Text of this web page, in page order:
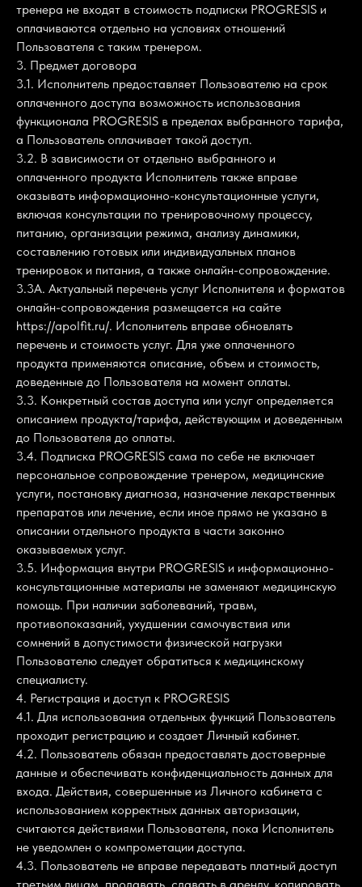
тренера не входят в стоимость подписки PROGRESIS и
оплачиваются отдельно на условиях отношений
Пользователя с таким тренером.
3. Предмет договора
3.1. Исполнитель предоставляет Пользователю на срок
оплаченного доступа возможность использования
функционала PROGRESIS в пределах выбранного тарифа,
а Пользователь оплачивает такой доступ.
3.2. В зависимости от отдельно выбранного и
оплаченного продукта Исполнитель также вправе
оказывать информационно-консультационные услуги,
включая консультации по тренировочному процессу,
питанию, организации режима, анализу динамики,
составлению готовых или индивидуальных планов
тренировок и питания, а также онлайн-сопровождение.
3.3А. Актуальный перечень услуг Исполнителя и форматов
онлайн-сопровождения размещается на сайте
https://apolfit.ru/. Исполнитель вправе обновлять
перечень и стоимость услуг. Для уже оплаченного
продукта применяются описание, объем и стоимость,
доведенные до Пользователя на момент оплаты.
3.3. Конкретный состав доступа или услуг определяется
описанием продукта/тарифа, действующим и доведенным
до Пользователя до оплаты.
3.4. Подписка PROGRESIS сама по себе не включает
персональное сопровождение тренером, медицинские
услуги, постановку диагноза, назначение лекарственных
препаратов или лечение, если иное прямо не указано в
описании отдельного продукта в части законно
оказываемых услуг.
3.5. Информация внутри PROGRESIS и информационно-
консультационные материалы не заменяют медицинскую
помощь. При наличии заболеваний, травм,
противопоказаний, ухудшении самочувствия или
сомнений в допустимости физической нагрузки
Пользователю следует обратиться к медицинскому
специалисту.
4. Регистрация и доступ к PROGRESIS
4.1. Для использования отдельных функций Пользователь
проходит регистрацию и создает Личный кабинет.
4.2. Пользователь обязан предоставлять достоверные
данные и обеспечивать конфиденциальность данных для
входа. Действия, совершенные из Личного кабинета с
использованием корректных данных авторизации,
считаются действиями Пользователя, пока Исполнитель
не уведомлен о компрометации доступа.
4.3. Пользователь не вправе передавать платный доступ